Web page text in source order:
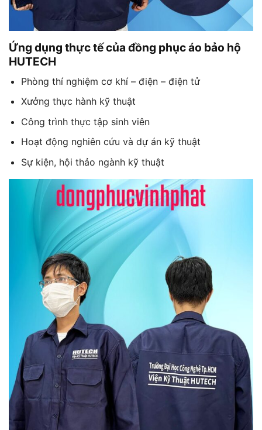
Ứng dụng thực tế của đồng phục áo bảo hộ
HUTECH
Phòng thí nghiệm cơ khí – điện – điện tử
Xưởng thực hành kỹ thuật
Công trình thực tập sinh viên
Hoạt động nghiên cứu và dự án kỹ thuật
Sự kiện, hội thảo ngành kỹ thuật